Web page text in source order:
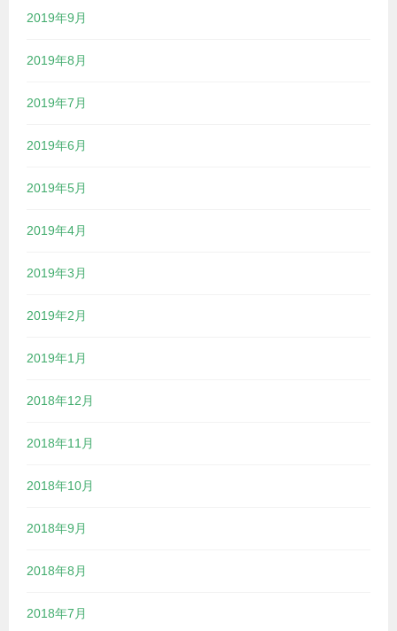
2019年9月
2019年8月
2019年7月
2019年6月
2019年5月
2019年4月
2019年3月
2019年2月
2019年1月
2018年12月
2018年11月
2018年10月
2018年9月
2018年8月
2018年7月